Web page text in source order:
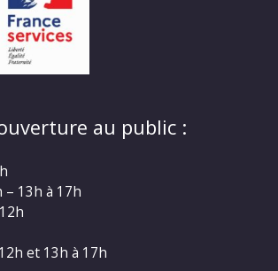
au public :
– 13h à 17h
et 13h à 17h